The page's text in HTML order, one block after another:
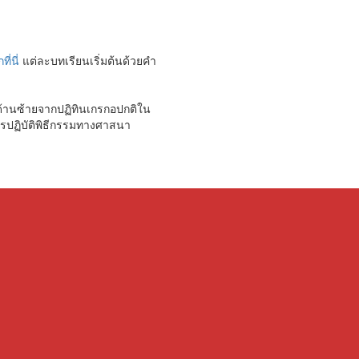
ที่นี่ แต่ละบทเรียนเริ่มต้นด้วยคำ
นซ้ายจากปฏิทินเกรกอปกติใน
ปฏิบัติพิธีกรรมทางศาสนา